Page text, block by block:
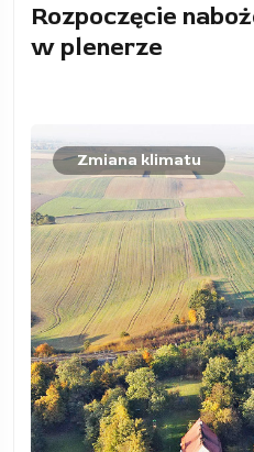
Rozpoczęcie
w plenerze
Zmiana klimatu